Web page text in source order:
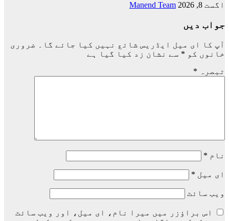
اگست 8, 2026 Manend Team
جواب دیں
آپ کا ای میل ایڈریس شائع نہیں کیا جائے گا۔
ضروری
خانوں کو * سے نشان زد کیا گیا ہے
تبصرہ *
نام *
ای میل *
ویب‌ سائٹ
اس براؤزر میں میرا نام، ای میل، اور ویب سائٹ